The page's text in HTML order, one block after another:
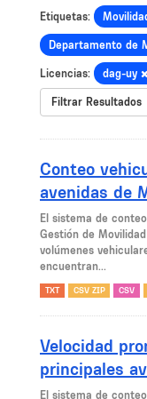
Etiquetas:
Departamento de
Licencias: dag-uy
Filtrar Resultados
Conteo
avenidas de
El sistema de
Gestión de
volúmenes
encuentran...
TXT CSV ZIP CSV
Velocidad
principales
El sistema de